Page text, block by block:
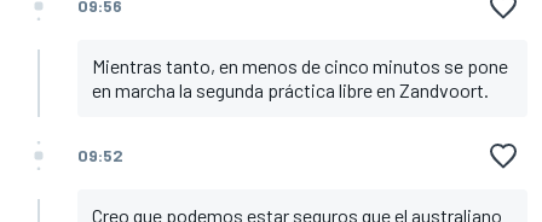
09:56
Mientras tanto, en menos de cinco minutos se pone
en marcha la segunda práctica libre en Zandvoort.
09:52
Creo que podemos estar seguros que el australiano